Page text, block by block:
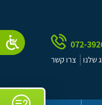
072-
שלנו צרו קשר